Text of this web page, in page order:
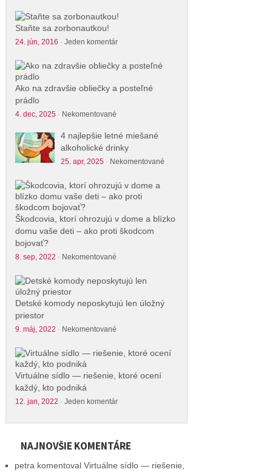
Staňte sa zorbonautkou!
24. jún, 2016 · Jeden komentár
Ako na zdravšie obliečky a posteľné
prádlo
4. dec, 2025· Nekomentované
4 najlepšie letné miešané
alkoholické drinky
25. apr, 2025· Nekomentované
Škodcovia, ktorí ohrozujú v dome a blízko
domu vaše deti – ako proti škodcom
bojovať?
8. sep, 2022 · Nekomentované
Detské komody neposkytujú len úložný
priestor
9. máj, 2022 · Nekomentované
Virtuálne sídlo — riešenie, ktoré ocení
každý, kto podniká
12. jan, 2022 · Jeden komentár
NAJNOVŠIE KOMENTÁRE
petra komentoval Virtuálne sídlo — riešenie,